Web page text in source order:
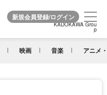
KADOKAWA Grou
p
映画 音楽 アニメ
KADOKAWA Grou
p